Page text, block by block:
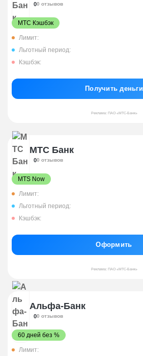
00 отзывов
МТС Кэшбэк
Лимит:
Льготный период:
Кэшбэк:
Получить деньги
Реклама: ПАО «МТС-Банк»
МТС Банк
00 отзывов
MTS Now
Лимит:
Льготный период:
Кэшбэк:
Оформить
Реклама: ПАО «МТС-Банк»
Альфа-Банк
00 отзывов
60 дней без %
Лимит: